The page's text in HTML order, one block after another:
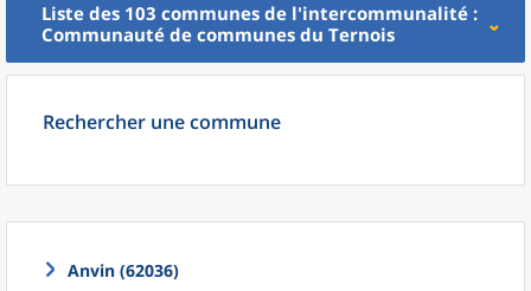
Liste des 103 communes de l'intercommunalité :
Communauté de communes du Ternois
Rechercher une commune
Anvin (62036)